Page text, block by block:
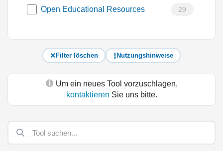
Open Educational Resources 29
Filter löschen Nutzungshinweise
Um ein neues Tool vorzuschlagen,
kontaktieren Sie uns bitte.